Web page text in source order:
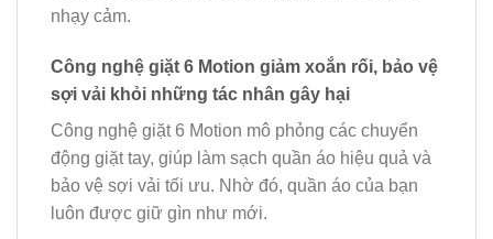
nhạy cảm.
Công nghệ giặt 6 Motion giảm xoắn rối, bảo vệ
sợi vải khỏi những tác nhân gây hại
Công nghệ giặt 6 Motion mô phỏng các chuyển
động giặt tay, giúp làm sạch quần áo hiệu quả và
bảo vệ sợi vải tối ưu. Nhờ đó, quần áo của bạn
luôn được giữ gìn như mới.